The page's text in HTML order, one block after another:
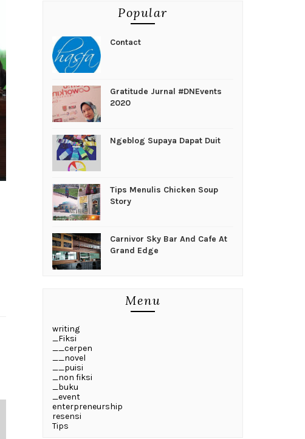
Popular
Contact
Gratitude Jurnal #DNEvents
2020
Ngeblog Supaya Dapat Duit
Tips Menulis Chicken Soup
Story
Carnivor Sky Bar And Cafe At
Grand Edge
Menu
writing
_Fiksi
__cerpen
__novel
__puisi
_non fiksi
_buku
_event
enterpreneurship
resensi
Tips